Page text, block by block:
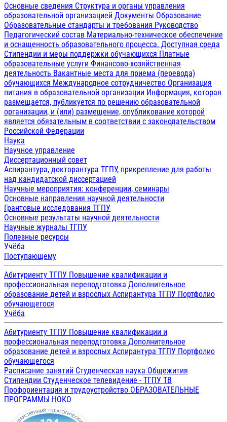
Основные сведения Структура и органы управления
образовательной организацией Документы Образование
Образовательные стандарты и требования Руководство
Педагогический состав Материально-техническое обеспечение
и оснащенность образовательного процесса. Доступная среда
Стипендии и меры поддержки обучающихся Платные
образовательные услуги Финансово-хозяйственная
деятельность Вакантные места для приема (перевода)
обучающихся Международное сотрудничество Организация
питания в образовательной организации Информация, которая
размещается, публикуется по решению образовательной
организации, и (или) размещение, опубликование которой
является обязательным в соответствии с законодательством
Российской Федерации
Наука
Научное управление
Диссертационный совет
Аспирантура, докторантура ТГПУ, прикрепление для работы
над кандидатской диссертацией
Научные мероприятия: конференции, семинары
Основные направления научной деятельности
Грантовые исследования ТГПУ
Основные результаты научной деятельности
Научные журналы ТГПУ
Полезные ресурсы
Учёба
Поступающему
Абитуриенту ТГПУ Повышение квалификации и
профессиональная переподготовка Дополнительное
образование детей и взрослых Аспирантура ТГПУ Портфолио
обучающегося
Учёба
Абитуриенту ТГПУ Повышение квалификации и
профессиональная переподготовка Дополнительное
образование детей и взрослых Аспирантура ТГПУ Портфолио
обучающегося
Расписание занятий Студенческая наука Общежития
Стипендии Студенческое телевидение - ТГПУ ТВ
Профориентация и трудоустройство ОБРАЗОВАТЕЛЬНЫЕ
ПРОГРАММЫ НОКО